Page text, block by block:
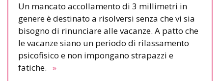
Un mancato accollamento di 3 millimetri in
genere è destinato a risolversi senza che vi sia
bisogno di rinunciare alle vacanze. A patto che
le vacanze siano un periodo di rilassamento
psicofisico e non impongano strapazzi e
fatiche. »